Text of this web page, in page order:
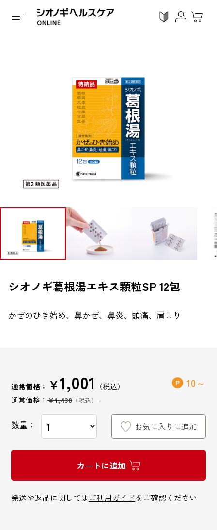
会員登録
Proシリーズ スキンケア
カテゴリーで探す
ブランドから探す
お問い合わせ
シオノギヘルスケアONLINEについて
外部サービスアカウント連携利用規約
特定商取引法に基づく表記
インターネットでのお問い合わせ
ホーム / 全ての商品 / くすり 第 2 類医薬品 / 顆粒タイ
シオノギ葛根湯エキス顆粒SP 12包
かぜのひき始め、鼻かぜ、鼻炎、頭痛、肩こり
通常価格： ￥1,001
￥1,430
10
数量：
カートに追加
お気に入りに追加
発送や返品に関しては ご利用ガイドをご確認ください